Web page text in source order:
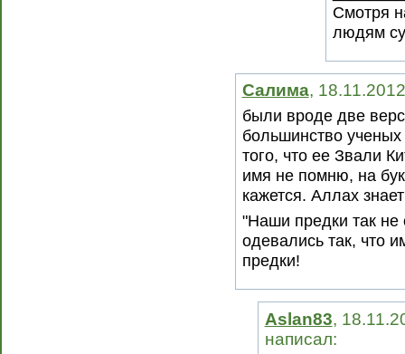
Смотря
людям
Салима,
были вроде две
большинство
того, что ее Звали
имя не помню, на
кажется. Аллах
"Наши предки так
одевались так, что
предки!
Aslan83,
написал: